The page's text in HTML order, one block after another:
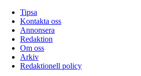
Tipsa
Kontakta oss
Annonsera
Redaktion
Om oss
Arkiv
Redaktionell policy